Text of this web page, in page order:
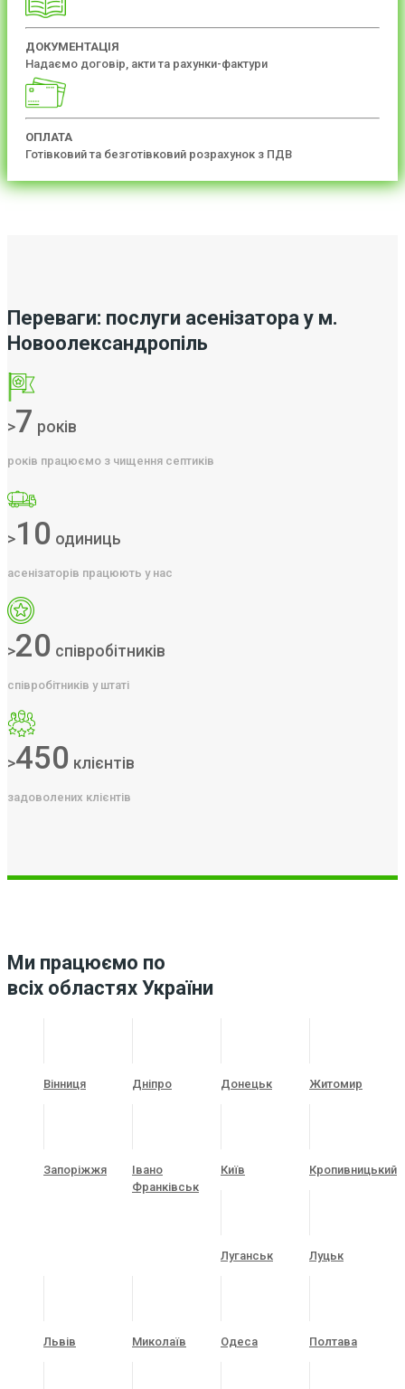
ДОКУМЕНТАЦІЯ
Надаємо договір, акти та рахунки-фактури
ОПЛАТА
Готівковий та безготівковий розрахунок з ПДВ
Переваги: послуги асенізатора у м.
Новоолександропіль
>7 років
років працюємо з чищення септиків
>10 одиниць
асенізаторів працюють у нас
>20 співробітників
співробітників у штаті
>450 клієнтів
задоволених клієнтів
Ми працюємо по
всіх областях України
Вінниця Дніпро Донецьк Житомир
Запоріжжя
Івано
Франківськ
Київ Кропивницький
Луганськ Луцьк
Львів Миколаїв Одеса Полтава